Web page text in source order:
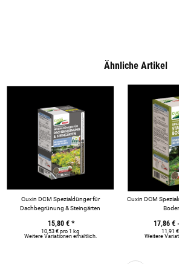
Ähnliche Artikel
Cuxin DCM Spezialdünger für
Dachbegrünung & Steingärten
15,80 € *
10,53 € pro 1 kg
Weitere Variationen erhältlich.
Cuxin DCM
17,86 € -
11,91
Weitere